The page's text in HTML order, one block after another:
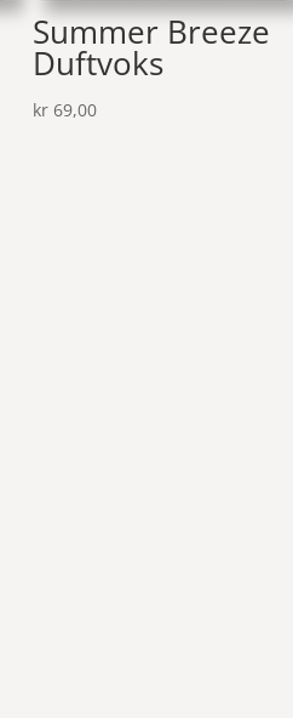
Summer Breeze
Duftvoks
kr69,00